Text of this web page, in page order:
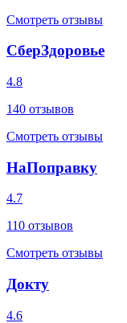
Смотреть отзывы
СберЗдоровье
4.8
140 отзывов
Смотреть отзывы
НаПоправку
4.7
110 отзывов
Смотреть отзывы
Докту
4.6